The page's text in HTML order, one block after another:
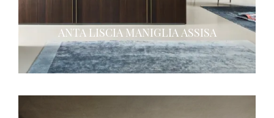
ANTA LISCIA MANIGLIA ASSISA